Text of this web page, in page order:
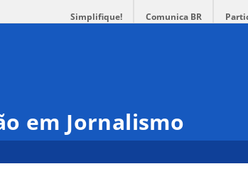
Simplifique! Comunica BR
em Jornalismo